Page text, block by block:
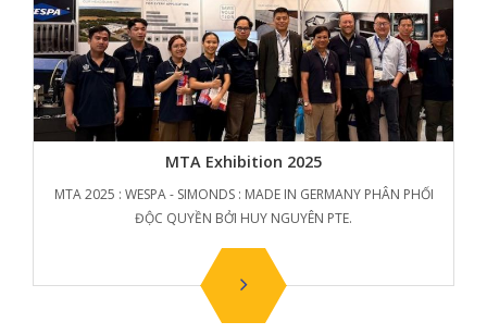
MTA Exhibition 2025
MTA 2025 : WESPA - SIMONDS : MADE IN GERMANY PHÂN PHỐI
ĐỘC QUYỀN BỞI HUY NGUYÊN PTE.